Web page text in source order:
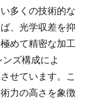
多くの技術的な
、光学収差を抑
めて精密な加工
ズ構成によ
せています。こ
力の高さを象徴